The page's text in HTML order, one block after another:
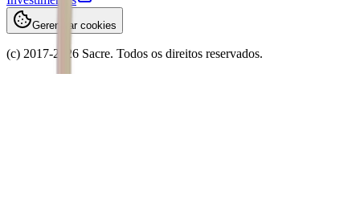
Gerenciar cookies
(c) 2017-2026 Sacre. Todos os direitos reservados.